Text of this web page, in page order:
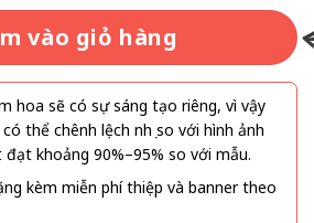
vào giỏ hàng
hoa sẽ có sự sáng tạo riêng, vì vậy
thể chênh lệch nhẹ so với hình ảnh
đạt khoảng 90%–95% so với mẫu.
kèm miễn phí thiệp và banner theo